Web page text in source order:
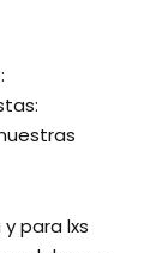
para lxs